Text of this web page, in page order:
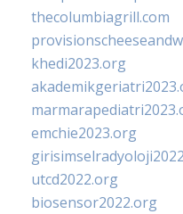
thecolumbiagrill.com
khedi2023.org
emchie2023.org
utcd2022.org
biosensor2022.org